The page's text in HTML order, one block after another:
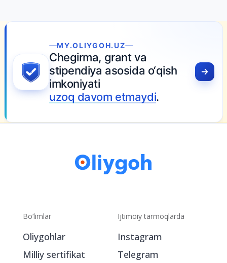
MY.OLIYGOH.UZ
Chegirma, grant va
stipendiya asosida o‘qish
imkoniyati
uzoq davom etmaydi.
Bo‘limlar
Oliygohlar
Milliy sertifikat
Ijtimoiy tarmoqlarda
Instagram
Telegram